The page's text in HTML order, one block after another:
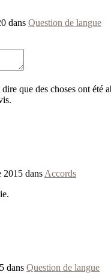
dans Question de langue
que des choses ont
2015 dans Accords
dans Question de langue